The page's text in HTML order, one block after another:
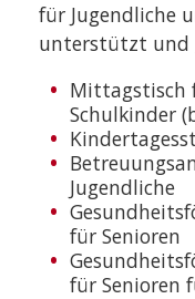
für Jugendliche
unterstützt und
Mittagstisch
Schulkinder
Jugendliche
für Senioren
für Senioren